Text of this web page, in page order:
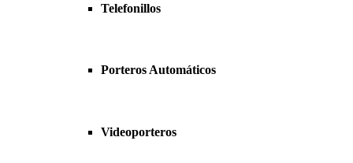
Telefonillos
Porteros Automáticos
Videoporteros